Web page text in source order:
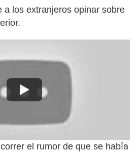
a los extranjeros opinar sobre
el rumor de que se había